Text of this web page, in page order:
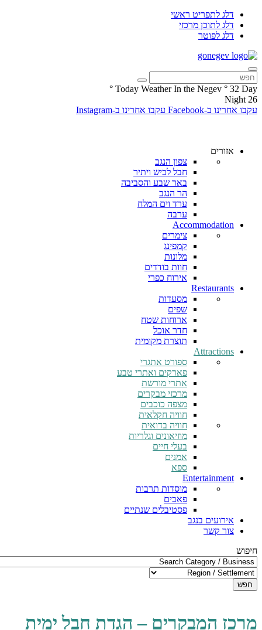
דלג לתפריט ראשי
דלג לתוכן מרכזי
דלג לפוטר
Today Weather In the Negev ° 32 Day
°
26
Night
עקבו אחרינו ב-Facebook
עקבו אחרינו ב-Instagram
אזורים
צפון הנגב
חבל לכיש ויתיר
באר שבע והסביבה
הר הנגב
ערד וים המלח
ערבה
Accommodation
צימרים
קמפינג
מלונות
חוות בודדים
אירוח כפרי
Restaurants
מסעדות
שפים
ארוחות שטח
חדר אוכל
תוצרת מקומית
Attractions
ספורט אתגרי
פארקים ואתרי טבע
אתרי מורשת
מרכזי מבקרים
מצפה כוכבים
חוויה חקלאית
חוויה בדואית
מוזיאונים וגלריות
בעלי חיים
אמנים
ספא
Entertainment
מוסדות תרבות
פאבים
פסטיבלים שנתיים
אירועים בנגב
צור קשר
חיפוש
חפש
מרכז המבקרים – הגדת חבל ימית